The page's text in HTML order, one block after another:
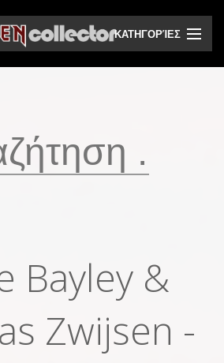
ΚΑΤΗΓΟΡΊΕΣ
Bayley &
Zwijsen -